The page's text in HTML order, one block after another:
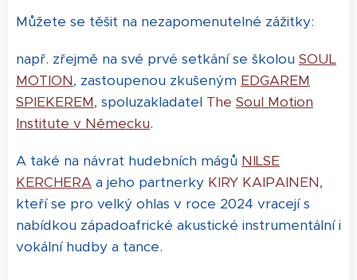
Můžete se těšit na nezapomenutelné zážitky:
např. zřejmě na své prvé setkání se školou SOUL
MOTION, zastoupenou zkušeným EDGAREM
SPIEKEREM, spoluzakladatel The Soul Motion
Institute v Německu.
A také na návrat hudebních mágů NILSE
KERCHERA a jeho partnerky KIRY KAIPAINEN,
kteří se pro velký ohlas v roce 2024 vracejí s
nabídkou západoafrické akustické instrumentální i
vokální hudby a tance.